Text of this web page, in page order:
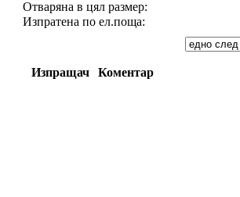
Отваряна в цял размер:
Изпратена по ел.поща:
Изпращач Коментар